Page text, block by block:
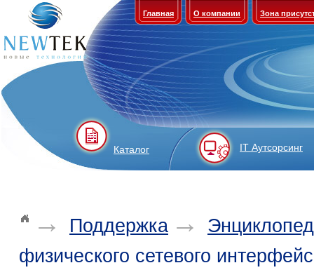
Главная О компании Зона
Каталог IT Аутсорсинг
→ Поддержка →
физического сетевого